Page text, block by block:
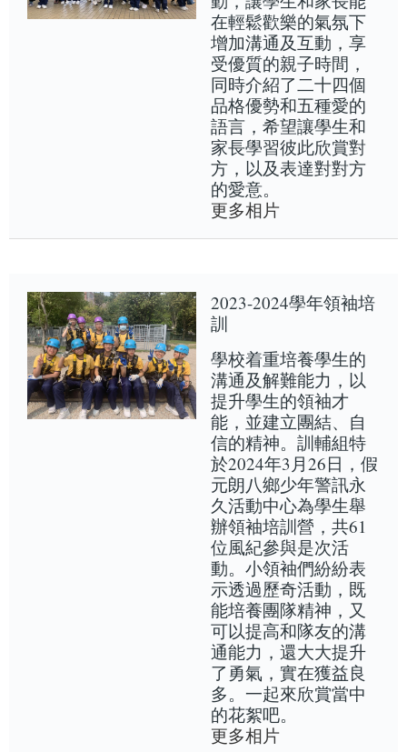
在輕鬆歡樂的氣氛下
增加溝通及互動，享
受優質的親子時間，
同時介紹了二十四個
品格優勢和五種愛的
語言，希望讓學生和
家長學習彼此欣賞對
方，以及表達對對方
的愛意。
更多相片
2023-2024學年領袖培
訓
學校着重培養學生的
溝通及解難能力，以
提升學生的領袖才
能，並建立團結、自
信的精神。訓輔組特
於2024年3月26日，假
元朗八鄉少年警訊永
久活動中心為學生舉
辦領袖培訓營，共61
位風紀參與是次活
動。小領袖們紛紛表
示透過歷奇活動，既
能培養團隊精神，又
可以提高和隊友的溝
通能力，還大大提升
了勇氣，實在獲益良
多。一起來欣賞當中
的花絮吧。
更多相片